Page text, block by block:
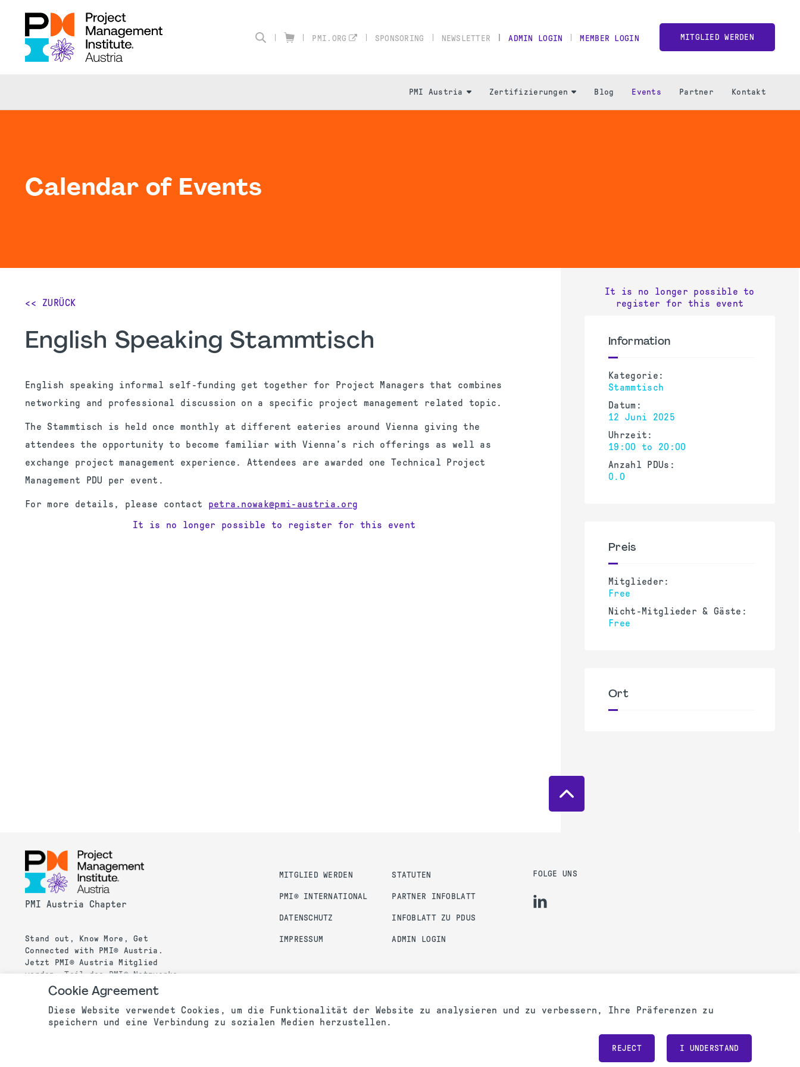
PMI.ORG SPONSORING NEWSLETTER ADMIN LOGIN MEMBER LOGIN MITGLIED WERDEN
PMI Austria Zertifizierungen Blog Events Partner Kontakt
Calendar of Events
<< ZURÜCK
English Speaking Stammtisch
English speaking informal self-funding get together for Project Managers that combines
networking and professional discussion on a specific project management related topic.
The Stammtisch is held once monthly at different eateries around Vienna giving the
attendees the opportunity to become familiar with Vienna’s rich offerings as well as
exchange project management experience. Attendees are awarded one Technical Project
Management PDU per event.
For more details, please contact petra.nowak@pmi-austria.org
It is no longer possible to register for this event
It is no longer possible to
register for this event
Information
Kategorie:
Stammtisch
Datum:
12 Juni 2025
Uhrzeit:
19:00 to 20:00
Anzahl PDUs:
0.0
Preis
Mitglieder:
Free
Nicht-Mitglieder & Gäste:
Free
Ort
PMI Austria Chapter
Stand out, Know More, Get
Connected with PMI® Austria.
Jetzt PMI® Austria Mitglied
werden, Teil des PMI® Netzwerks
werden und von zahlreichen
Vorteilen profitieren!
MITGLIED WERDEN
PMI® INTERNATIONAL
DATENSCHUTZ
IMPRESSUM
STATUTEN
PARTNER INFOBLATT
INFOBLATT ZU PDUS
ADMIN LOGIN
FOLGE UNS
Powered by
Cookie Agreement
Diese Website verwendet Cookies, um die Funktionalität der Website zu analysieren und zu verbessern, Ihre Präferenzen zu
speichern und eine Verbindung zu sozialen Medien herzustellen.
REJECT I UNDERSTAND